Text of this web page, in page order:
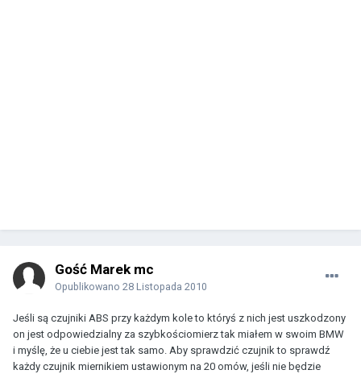
Gość Marek mc
Opublikowano 28 Listopada 2010
Jeśli są czujniki ABS przy każdym kole to któryś z nich jest uszkodzony
on jest odpowiedzialny za szybkościomierz tak miałem w swoim BMW
i myślę, że u ciebie jest tak samo. Aby sprawdzić czujnik to sprawdź
każdy czujnik miernikiem ustawionym na 20 omów, jeśli nie będzie